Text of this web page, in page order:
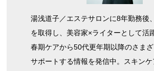
湯浅道子／エステサロンに8年勤務後
を取得し、美容家×ライターとして活
春期ケアから50代更年期以降のさま
サポートする情報を発信中。スキン